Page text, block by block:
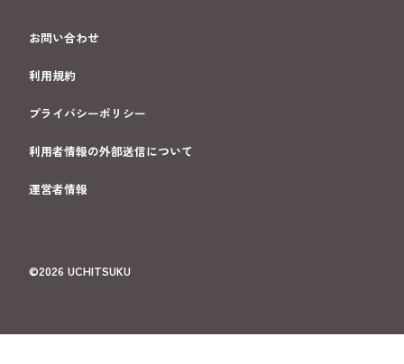
お問い合わせ
利用規約
プライバシーポリシー
利用者情報の外部送信について
運営者情報
©2026 UCHITSUKU